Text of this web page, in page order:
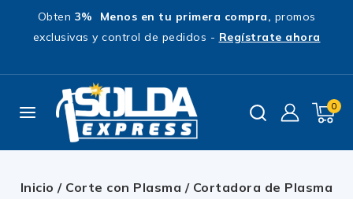
Obten 3% Menos en tu primera compra, promos
exclusivas y control de pedidos - Regístrate ahora
0
Inicio / Corte con Plasma / Cortadora de Plasma